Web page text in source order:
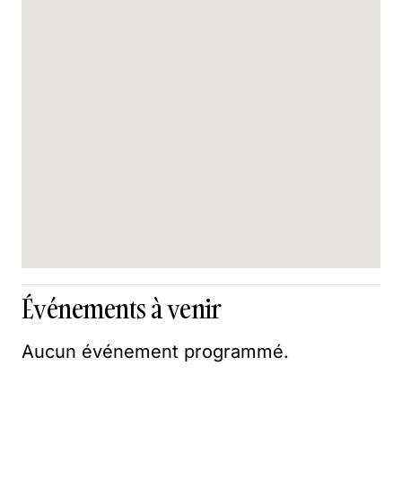
Événements à venir
Aucun événement programmé.